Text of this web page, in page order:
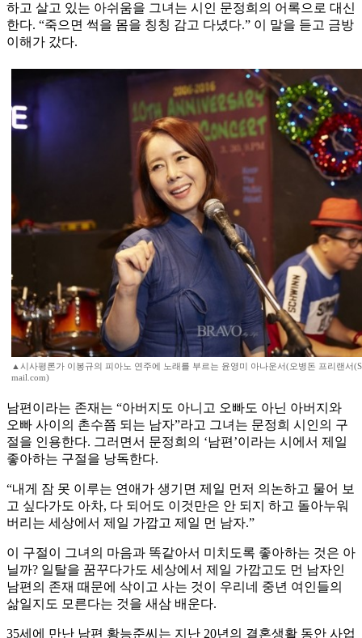
하고 살고 있는 아쉬움을 그녀는 시인 문정희의 어록으로 대신
한다. “죽으면 썩을 몸을 칭칭 감고 다녔다.” 이 말을 듣고 금방
이해가 갔다.
▲시사평론가 이봉규의 피아노 연주에 노래를 부르는 윤영미 아나운서(오병돈 프리랜서
mail.com)
남편이라는 존재는 “아버지도 아니고 오빠도 아닌 아버지와
오빠 사이의 촌수쯤 되는 남자”라고 그녀는 문정희 시인의 구
절을 인용한다. 그러면서 문정희의 ‘남편’이라는 시에서 제일
좋아하는 구절을 낭독한다.
“내게 잠 못 이루는 연애가 생기면 제일 먼저 의논하고 물어 보
고 싶다가도 아차, 다 되어도 이것만은 안 되지 하고 돌아누워
버리는 세상에서 제일 가깝고 제일 먼 남자.”
이 구절이 그녀의 마음과 똑같아서 미치도록 좋아하는 것은 아
닐까? 일탈을 꿈꾸다가도 세상에서 제일 가깝고도 먼 남자인
남편의 존재 때문에 삭이고 사는 것이 우리네 중년 여인들의
삶일지도 모른다는 것을 새삼 배운다.
35세에 만난 남편 황능준씨는 지난 20년의 결혼생활 동안 사업